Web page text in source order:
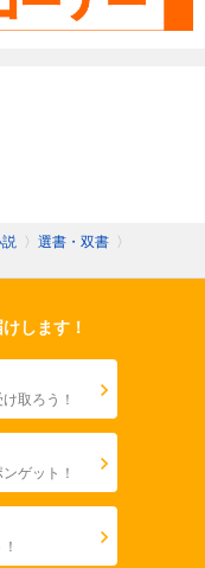
〉 選書・双書 〉
します！
取ろう！
ゲット！